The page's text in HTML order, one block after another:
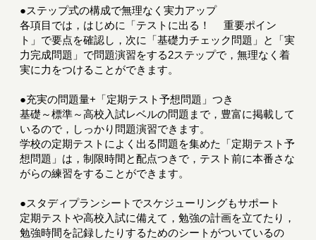
●ステップ式の構成で無理なく実力アップ
各項目では，はじめに「テストに出る！ 重要ポイン
ト」で要点を確認し，次に「基礎力チェック問題」と「実
力完成問題」で問題演習をする2ステップで，無理なく着
実に力をつけることができます。
●充実の問題量+「定期テスト予想問題」つき
基礎～標準～高校入試レベルの問題まで，豊富に掲載して
いるので，しっかり問題演習できます。
学校の定期テストによく出る問題を集めた「定期テスト予
想問題」は，制限時間と配点つきで，テスト前に本番さな
がらの練習をすることができます。
●スタディプランシートでスケジューリングもサポート
定期テストや高校入試に備えて，勉強の計画を立てたり，
勉強時間を記録したりするためのシートがついているの